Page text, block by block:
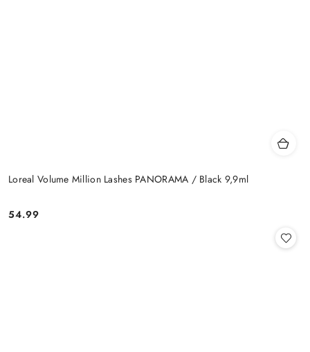
Loreal Volume Million Lashes PANORAMA / Black 9,9ml
Cena:
54.99